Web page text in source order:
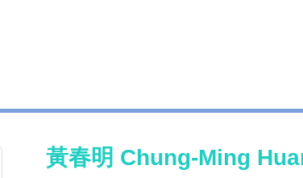
黃春明 Chung-Ming